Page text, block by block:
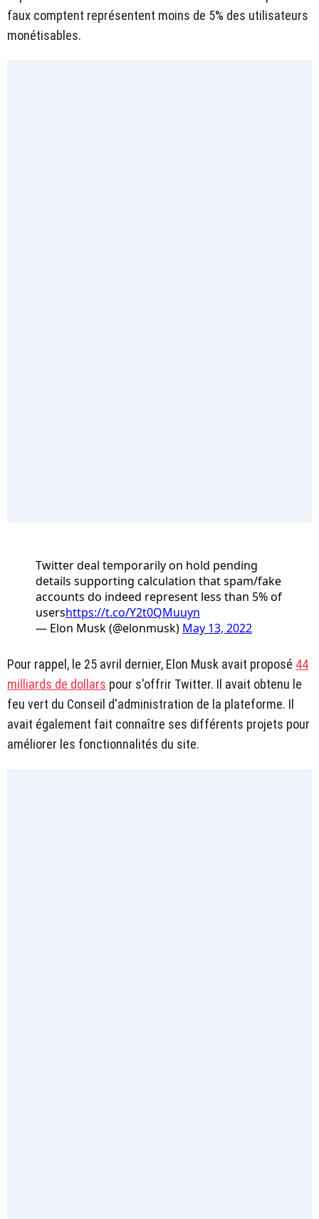
faux comptent représentent moins de 5% des utilisateurs
monétisables.
Twitter deal temporarily on hold pending
details supporting calculation that spam/fake
accounts do indeed represent less than 5% of
usershttps://t.co/Y2t0QMuuyn
— Elon Musk (@elonmusk) May 13, 2022
Pour rappel, le 25 avril dernier, Elon Musk avait proposé 44
milliards de dollars pour s'offrir Twitter. Il avait obtenu le
feu vert du Conseil d'administration de la plateforme. Il
avait également fait connaître ses différents projets pour
améliorer les fonctionnalités du site.